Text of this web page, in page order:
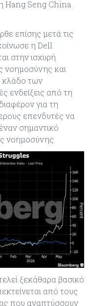
Hang Seng China
επίσης μετά τις
η Dell
στην ισχυρή
νοημοσύνης και
των
ενδείξεις από τη
για τη
επενδυτές να
σημαντικό
νοημοσύνης.
ξεκάθαρα βασικό
από τους
που αναπτύσσουν